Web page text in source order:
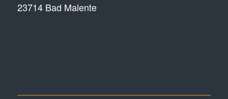
23714 Bad Malente